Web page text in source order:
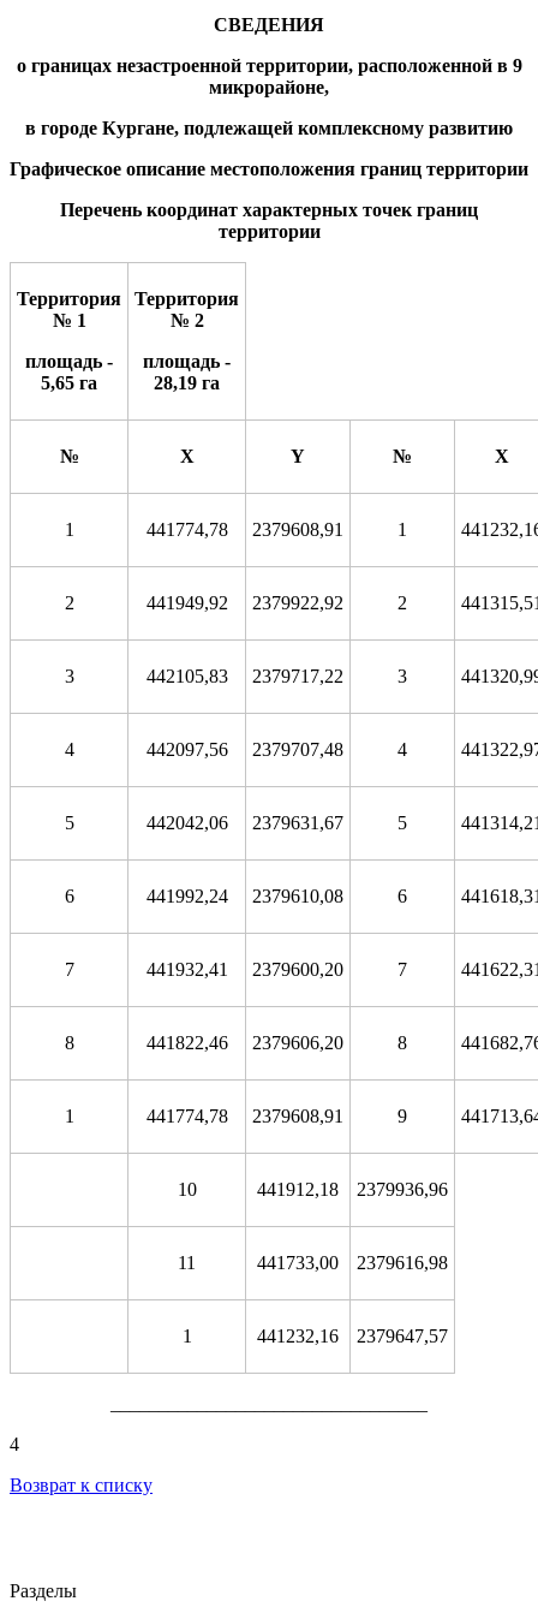
СВЕДЕНИЯ
о границах незастроенной территории, расположенной в 9
микрорайоне,
в городе Кургане, подлежащей комплексному развитию
Графическое описание местоположения границ территории
Перечень координат характерных точек границ
территории
Территория
№ 1
площадь -
5,65 га
Территория
№ 2
площадь -
28,19 га
№ X Y № X
1 441774,78 2379608,91 1
2 441949,92 2379922,92 2
3 442105,83 2379717,22 3
4 442097,56 2379707,48 4
5 442042,06 2379631,67 5
6 441992,24 2379610,08 6
7 441932,41 2379600,20 7
8 441822,46 2379606,20 8
1 441774,78 2379608,91 9
10 441912,18 2379936,96
11 441733,00 2379616,98
1 441232,16 2379647,57
4
Возврат к списку
Разделы